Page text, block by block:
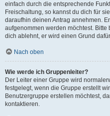
einfach durch die entsprechende
Freischaltung, so kannst du dich für
daraufhin deinen Antrag annehmen.
aufgenommen werden möchtest.
dich ablehnt, er wird einen Grund
Nach oben
Wie werde ich Gruppenleiter?
Der Leiter einer Gruppe wird
festgelegt, wenn die Gruppe erstellt
Benutzergruppe erstellen möchtest,
kontaktieren.